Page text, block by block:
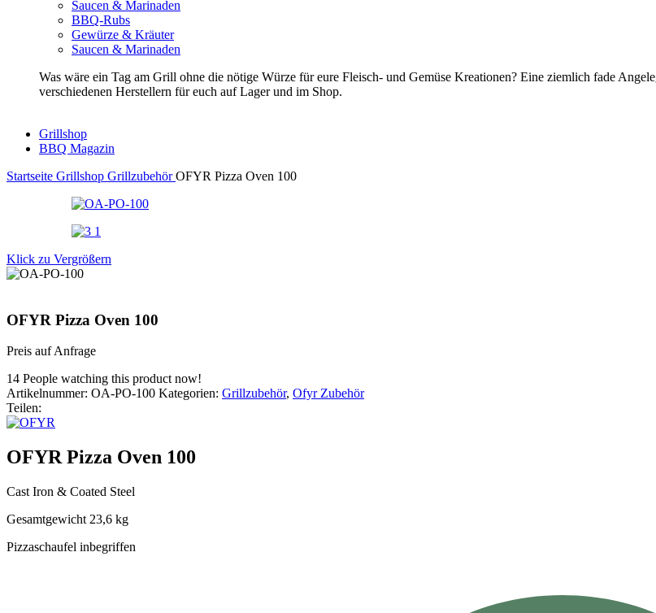
Saucen & Marinaden
BBQ-Rubs
Gewürze & Kräuter
Saucen & Marinaden
Was wäre ein Tag am Grill ohne die nötige Würze für eure Fleisch- und Gemüse Kreationen? Eine ziemlich fade
verschiedenen Herstellern für euch auf Lager und im Shop.
Grillshop
BBQ Magazin
Startseite Grillshop GrillzubehörOFYR Pizza Oven 100
Klick zu Vergrößern
OFYR Pizza Oven 100
Preis auf Anfrage
14 People watching this product now!
Artikelnummer: OA-PO-100 Kategorien: Grillzubehör, Ofyr Zubehör
Teilen:
OFYR Pizza Oven 100
Cast Iron & Coated Steel
Gesamtgewicht 23,6 kg
Pizzaschaufel inbegriffen